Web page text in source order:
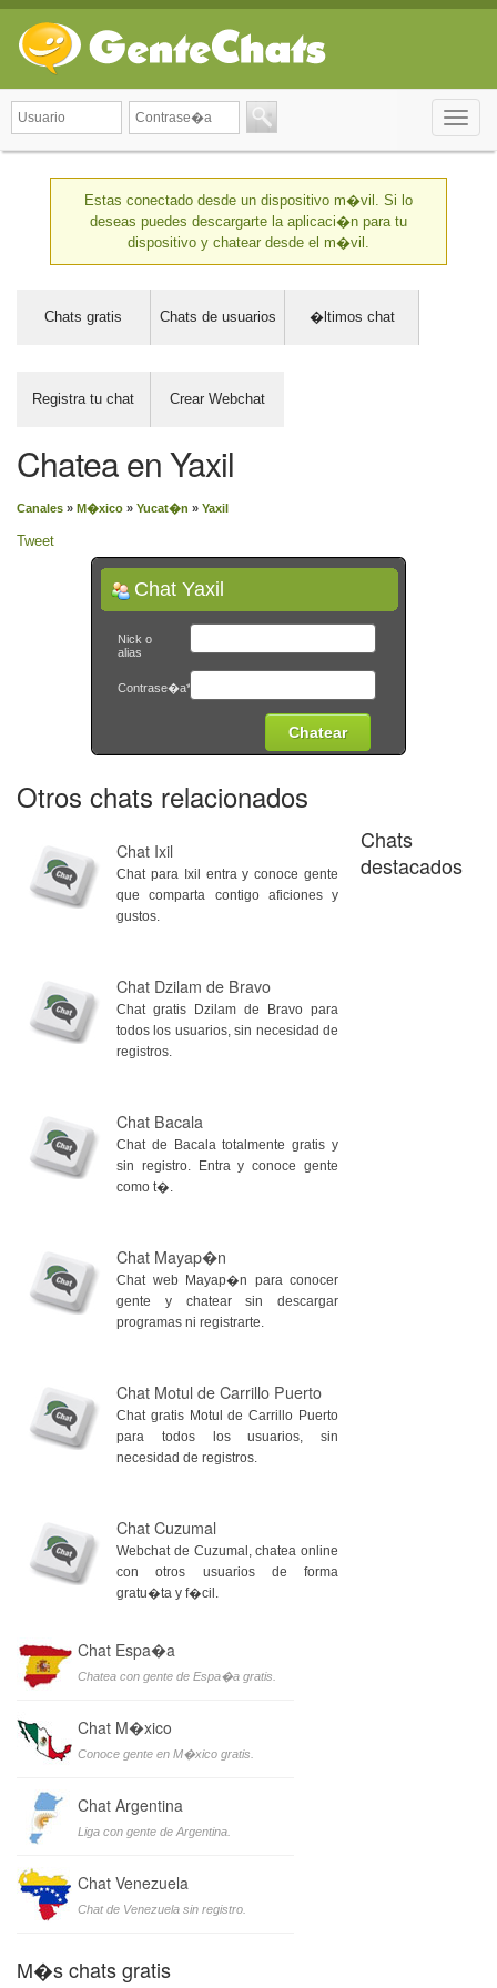
Toggle
Estas conectado desde un dispositivo m�vil. Si lo
deseas puedes descargarte la aplicaci�n para tu
dispositivo y chatear desde el m�vil.
Chats gratis Chats de usuarios �ltimos chat
Registra tu chat Crear Webchat
Chatea en Yaxil
Canales » M�xico » Yucat�n » Yaxil
Tweet
Chat Yaxil
Nick o
alias
Contrase�a*
Otros chats relacionados
Chat Ixil
Chat para Ixil entra y conoce gente
que comparta contigo aficiones y
gustos.
Chat Dzilam de Bravo
Chat gratis Dzilam de Bravo para
todos los usuarios, sin necesidad de
registros.
Chat Bacala
Chat de Bacala totalmente gratis y
sin registro. Entra y conoce gente
como t�.
Chat Mayap�n
Chat web Mayap�n para conocer
gente y chatear sin descargar
programas ni registrarte.
Chat Motul de Carrillo Puerto
Chat gratis Motul de Carrillo Puerto
para todos los usuarios, sin
necesidad de registros.
Chat Cuzumal
Webchat de Cuzumal, chatea online
con otros usuarios de forma
gratu�ta y f�cil.
Chats
destacados
Chat Espa�a
Chatea con gente de Espa�a gratis.
Chat M�xico
Conoce gente en M�xico gratis.
Chat Argentina
Liga con gente de Argentina.
Chat Venezuela
Chat de Venezuela sin registro.
M�s chats gratis